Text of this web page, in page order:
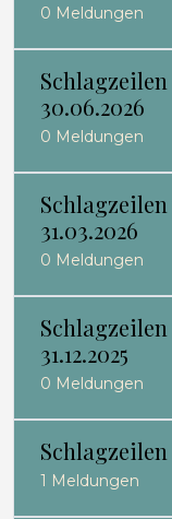
0 Meldungen
Schlagzeilen
30.06.2026
0 Meldungen
Schlagzeilen
31.03.2026
0 Meldungen
Schlagzeilen
31.12.2025
0 Meldungen
Schlagzeilen
1 Meldungen